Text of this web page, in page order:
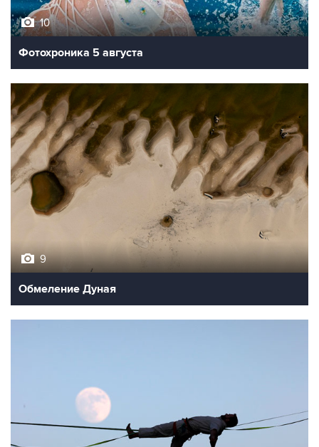
10
Фотохроника 5 августа
9
Обмеление Дуная